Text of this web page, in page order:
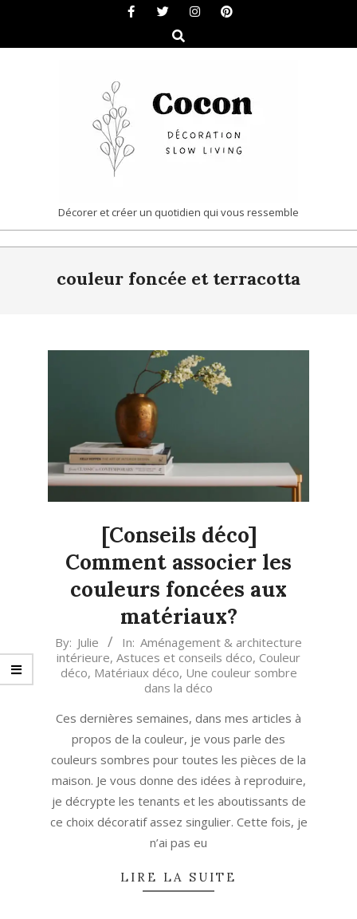
content
Search
COCON
|
DÉCORATION
LIVING
Décorer et créer un quotidien qui vous ressemble
couleur foncée et terracotta
[Conseils déco]
Comment associer les
couleurs foncées aux
matériaux?
2020-
05-
By: Julie In: Aménagement & architecture
intérieure, Astuces et conseils déco, Couleur
déco, Matériaux déco, Une couleur sombre
dans la déco
Ces dernières semaines, dans mes articles à
propos de la couleur, je vous parle des
couleurs sombres pour toutes les pièces de la
maison. Je vous donne des idées à reproduire,
je décrypte les tenants et les aboutissants de
ce choix décoratif assez singulier. Cette fois, je
n’ai pas eu
LIRE LA SUITE